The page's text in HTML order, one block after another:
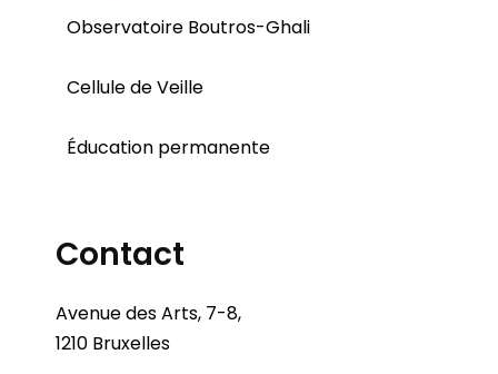
Observatoire Boutros-Ghali
Cellule de Veille
Éducation permanente
Contact
Avenue des Arts, 7-8,
1210 Bruxelles